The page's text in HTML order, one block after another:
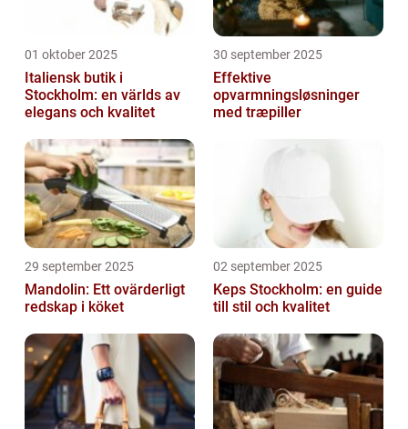
01 oktober 2025
Italiensk butik i
Stockholm: en världs av
elegans och kvalitet
30 september 2025
Effektive
opvarmningsløsninger
med træpiller
29 september 2025
Mandolin: Ett ovärderligt
redskap i köket
02 september 2025
Keps Stockholm: en guide
till stil och kvalitet